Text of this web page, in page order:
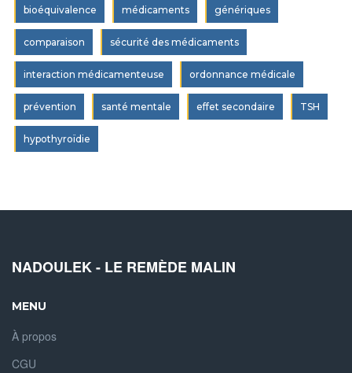
bioéquivalence médicaments génériques
comparaison sécurité des médicaments
interaction médicamenteuse ordonnance médicale
prévention santé mentale effet secondaire TSH
hypothyroïdie
NADOULEK - LE REMÈDE MALIN
MENU
À propos
CGU